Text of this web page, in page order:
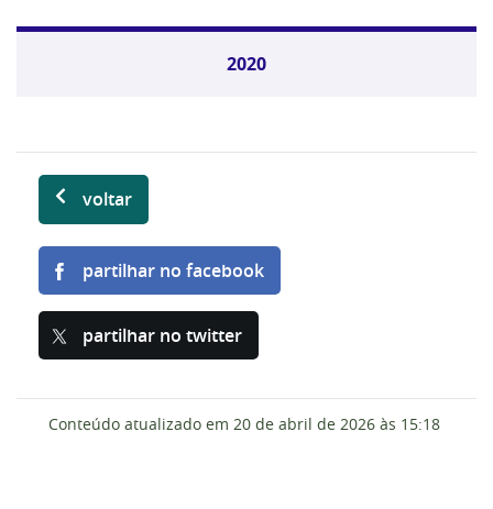
2020
voltar
partilhar no facebook
partilhar no twitter
Conteúdo atualizado em 20 de abril de 2026 às 15:18